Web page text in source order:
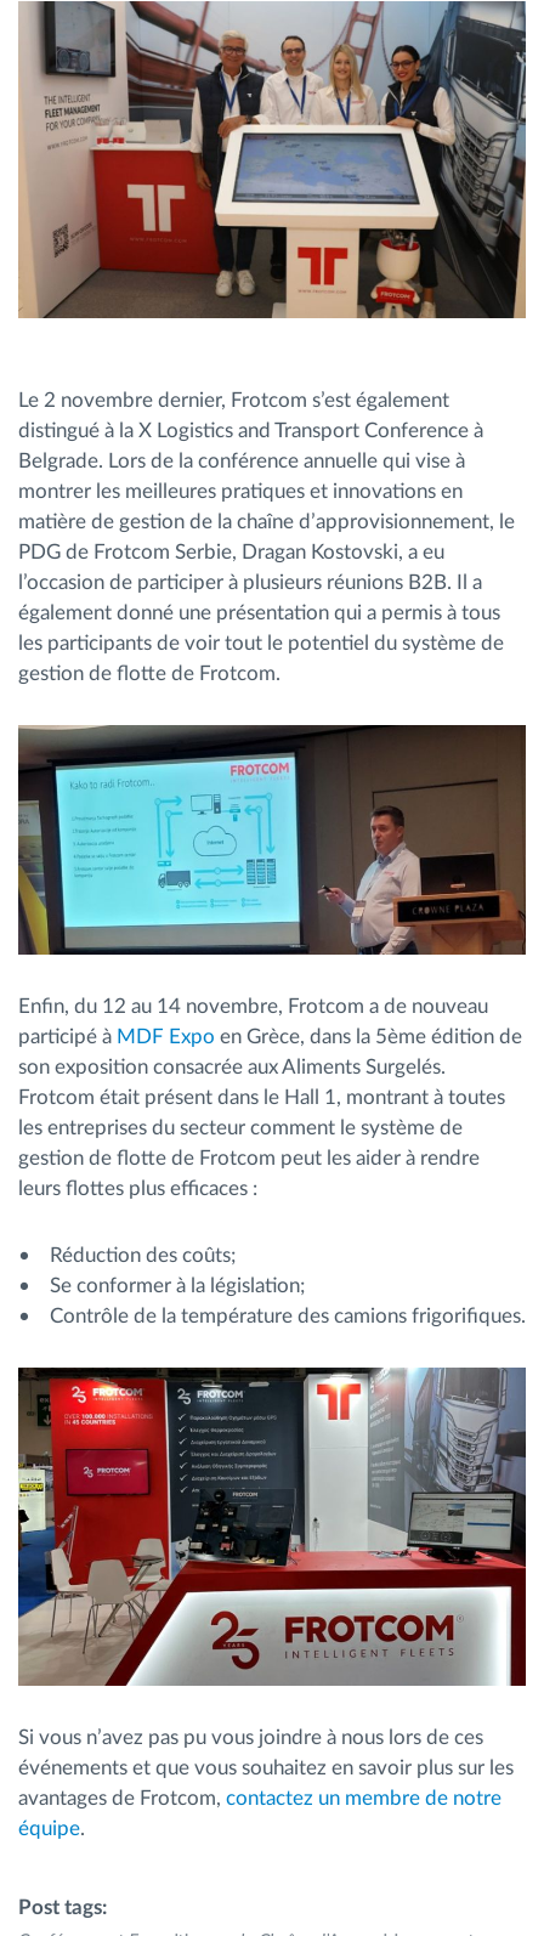
Le 2 novembre dernier, Frotcom s’est également
distingué à la X Logistics and Transport Conference à
Belgrade. Lors de la conférence annuelle qui vise à
montrer les meilleures pratiques et innovations en
matière de gestion de la chaîne d’approvisionnement, le
PDG de Frotcom Serbie, Dragan Kostovski, a eu
l’occasion de participer à plusieurs réunions B2B. Il a
également donné une présentation qui a permis à tous
les participants de voir tout le potentiel du système de
gestion de flotte de Frotcom.
Enfin, du 12 au 14 novembre, Frotcom a de nouveau
participé à MDF Expo en Grèce, dans la 5ème édition de
son exposition consacrée aux Aliments Surgelés.
Frotcom était présent dans le Hall 1, montrant à toutes
les entreprises du secteur comment le système de
gestion de flotte de Frotcom peut les aider à rendre
leurs flottes plus efficaces :
• Réduction des coûts;
• Se conformer à la législation;
• Contrôle de la température des camions frigorifiques.
Si vous n’avez pas pu vous joindre à nous lors de ces
événements et que vous souhaitez en savoir plus sur les
avantages de Frotcom, contactez un membre de notre
équipe.
Post tags: